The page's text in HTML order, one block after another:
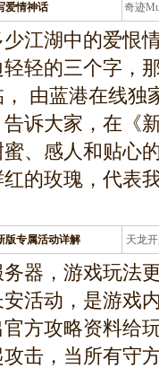
爱情神话 奇迹
条
江湖中的爱恨
轻的三个字，
由蓝港在线独
诉大家，在《
、感人和贴心
的玫瑰，代表
版专属活动详解 天龙
龙
器，游戏玩法
活动，是游戏
方攻略资料给
击，当所有守